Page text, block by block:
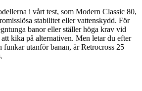
i vårt test, som Modern Classic 80,
stabilitet eller vattenskydd. För
banor eller ställer höga krav vid
kika på alternativen. Men letar du efter
funkar utanför banan, är Retrocross 25